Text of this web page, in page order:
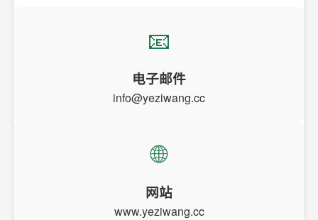
📧
电子邮件
info@yeziwang.cc
🌐
网站
www.yeziwang.cc